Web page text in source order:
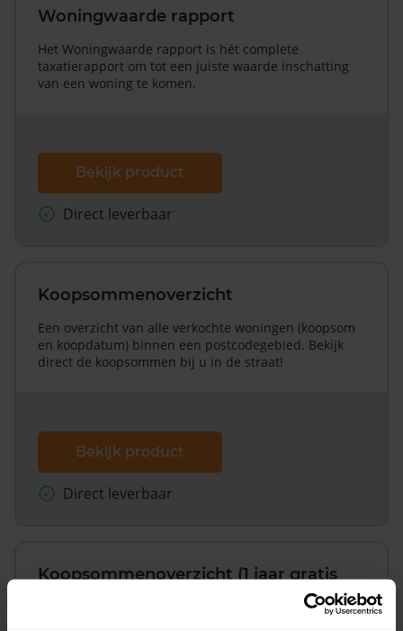
Woningwaarde rapport
Het Woningwaarde rapport is hét complete
taxatierapport om tot een juiste waarde inschatting
van een woning te komen.
Bekijk product
Direct leverbaar
Koopsommenoverzicht
Een overzicht van alle verkochte woningen (koopsom
en koopdatum) binnen een postcodegebied. Bekijk
direct de koopsommen bij u in de straat!
Bekijk product
Direct leverbaar
Koopsommenoverzicht (1 jaar gratis